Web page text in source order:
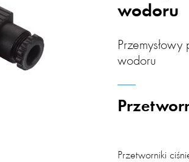
wodoru
wodoru
Przetworniki